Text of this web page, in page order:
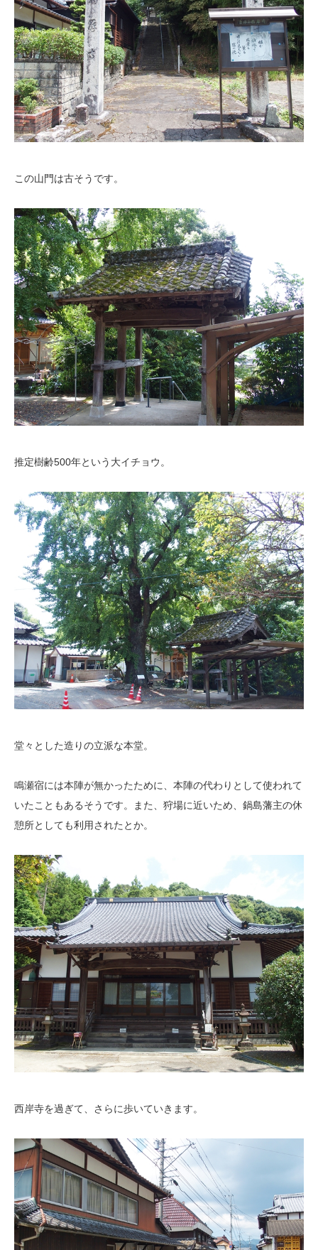
この山門は古そうです。
推定樹齢500年という大イチョウ。
堂々とした造りの立派な本堂。
鳴瀬宿には本陣が無かったために、本陣の代わりとして使われて
いたこともあるそうです。また、狩場に近いため、鍋島藩主の休
憩所としても利用されたとか。
西岸寺を過ぎて、さらに歩いていきます。